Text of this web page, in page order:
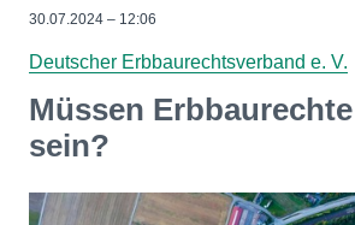
30.07.2024 – 12:06
Deutscher Erbbaurechtsverband e. V.
Müssen
sein?